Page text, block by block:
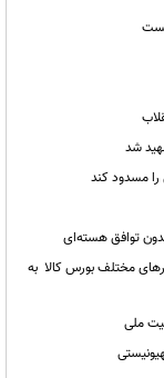
شد
مسدود کند
توافق هسته‌ای
در تالارهای مختلف بورس کالا به
ملی